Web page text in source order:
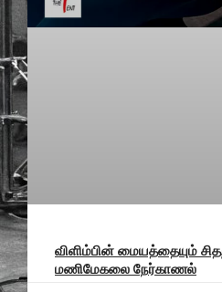
விளிம்பின் மையத்தையும்
மணிமேகலை நேர்காணல்